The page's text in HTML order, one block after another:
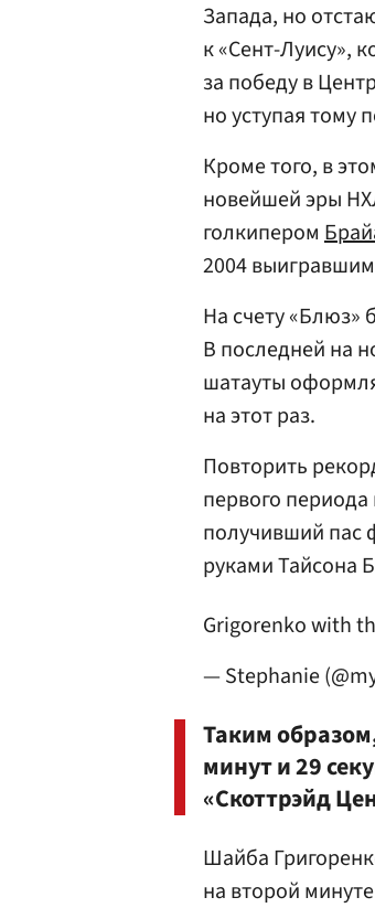
Запада, но
к «Сент-Луису»,
за победу в
но уступая тому
Кроме того, в
новейшей эры
голкипером
2004
На счету «Блюз»
В последней на
шатауты
на этот раз.
Повторить
первого
получивший пас
руками Тайсона
Grigorenko with
— Stephanie
Таким
минут и 29
«Скоттрэйд
Шайба
на второй